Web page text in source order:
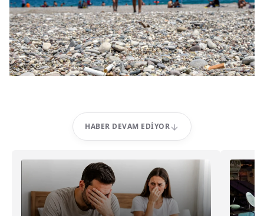
HABER DEVAM EDIYOR